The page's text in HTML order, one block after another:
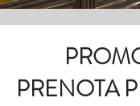
PRENOTA